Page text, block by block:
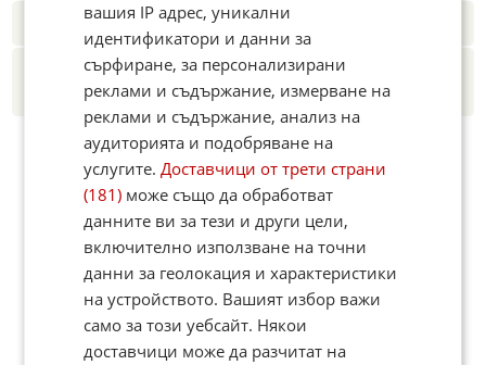
Абонамент за Факти.БГ в Google Alerts
Добавете Факти.БГ като предпочитан
източник в Google
вашия IP адрес, уникални
идентификатори и данни за
сърфиране, за персонализирани
реклами и съдържание, измерване на
реклами и съдържание, анализ на
аудиторията и подобряване на
услугите.Доставчици от трети страни
(181) може също да обработват
данните ви за тези и други цели,
включително използване на точни
данни за геолокация и характеристики
на устройството. Вашият избор важи
само за този уебсайт. Някои
доставчици може да разчитат на